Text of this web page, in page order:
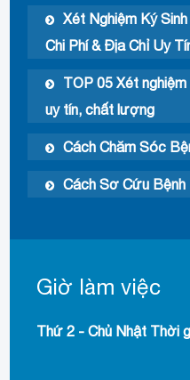
Xét Nghiệm Ký
Chi Phí & Địa Chỉ Uy
TOP 05 Xét
uy tín, chất lượng
Cách Chăm Sóc
Cách Sơ Cứu Bệnh
Giờ làm việc
Thứ 2 - Chủ Nhật Thời